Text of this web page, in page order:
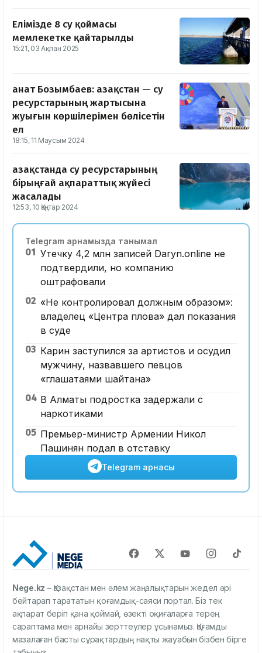
Елімізде 8 су қоймасы
мемлекетке қайтарылды
15:21, 03 Ақпан 2025
Қанат Бозымбаев: Қазақстан — су
ресурстарының жартысына
жуығын көршілерімен бөлісетін
ел
18:15, 11 Маусым 2024
Қазақстанда су ресурстарының
бірыңғай ақпараттық жүйесі
жасалады
12:53, 10 Қаңтар 2024
Telegram арнамызда танымал
01 Утечку 4,2 млн записей Daryn.online не
подтвердили, но компанию
оштрафовали
02 «Не контролировал должным образом»:
владелец «Центра плова» дал показания
в суде
03 Карин заступился за артистов и осудил
мужчину, назвавшего певцов
«глашатаями шайтана»
04 В Алматы подростка задержали с
наркотиками
05 Премьер-министр Армении Никол
Пашинян подал в отставку
Telegram арнасы
Nege.kz – Қазақстан мен әлем жаңалықтарын жедел әрі
бейтарап тарататын қоғамдық-саяси портал. Біз тек
ақпарат беріп қана қоймай, өзекті оқиғаларға терең
сараптама мен арнайы зерттеулер ұсынамыз. Қоғамды
мазалаған басты сұрақтардың нақты жауабын бізбен бірге